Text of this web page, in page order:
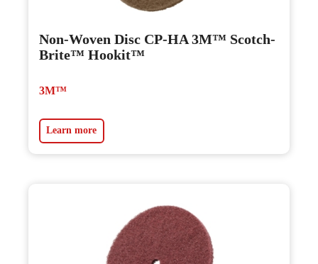
Non-Woven Disc CP-HA 3M™ Scotch-
Brite™ Hookit™
3M™
Learn more